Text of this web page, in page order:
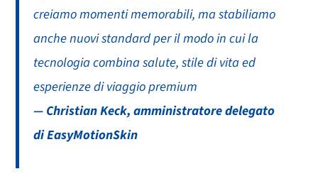
creiamo momenti memorabili, ma stabiliamo
anche nuovi standard per il modo in cui la
tecnologia combina salute, stile di vita ed
esperienze di viaggio premium
— Christian Keck, amministratore delegato
di EasyMotionSkin